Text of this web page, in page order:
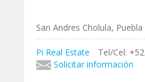
San Andres Cholula, Puebla
Pi Real Estate
Tel/Cel:
Solicitar información